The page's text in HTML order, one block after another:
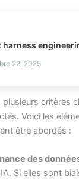
22, 2025
plusieurs critères
Voici les
être abordés :
des
Si elles sont